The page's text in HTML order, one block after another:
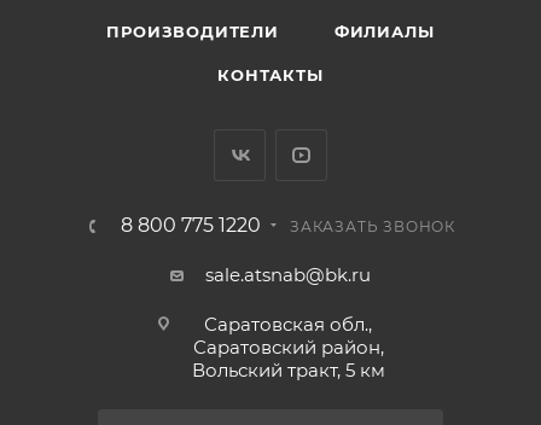
ПРОИЗВОДИТЕЛИ ФИЛИАЛЫ
КОНТАКТЫ
8 800 775 1220 ЗАКАЗАТЬ ЗВОНОК
sale.atsnab@bk.ru
Саратовская обл.,
Саратовский район,
Вольский тракт, 5 км